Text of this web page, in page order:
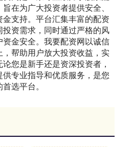
在为广大投资者提供安全、
支持。平台汇集丰富的配资
资需求，同时通过严格的风
金安全。我要配资网以诚信
，帮助用户放大投资收益，实
您是新手还是资深投资者，
专业指导和优质服务，是您
选平台。